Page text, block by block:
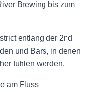
Brewing bis zum
entlang der 2nd
und Bars, in denen
fühlen werden.
am Fluss